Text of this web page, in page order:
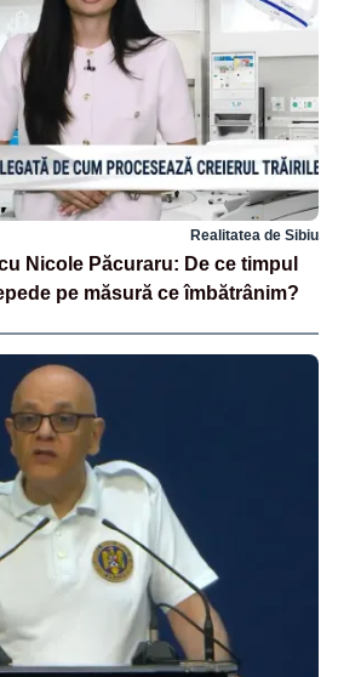
Realitatea de Sibiu
Nicole Păcuraru: De ce timpul
pe măsură ce îmbătrânim?